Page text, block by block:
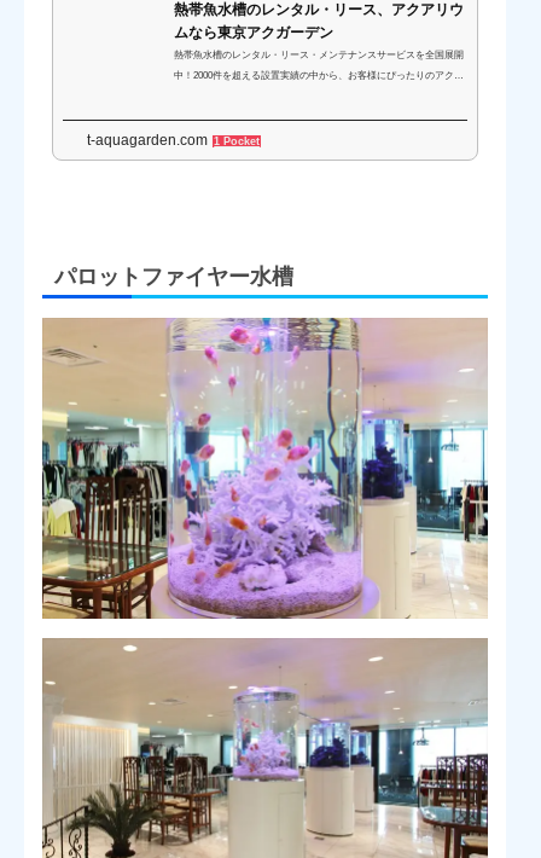
熱帯魚水槽のレンタル・リース、アクアリウ
ムなら東京アクガーデン
熱帯魚水槽のレンタル・リース・メンテナンスサービスを全国展開
中！2000件を超える設置実績の中から、お客様にぴったりのアクア
t-aquagarden.com 1 Pocket
パロットファイヤー水槽